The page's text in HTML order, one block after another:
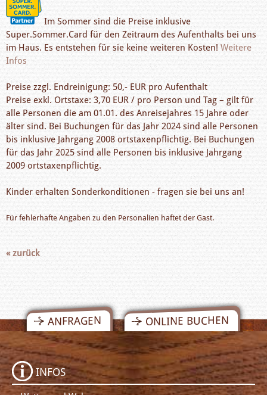
Im Sommer sind die Preise inklusive
Super.Sommer.Card für den Zeitraum des Aufenthalts bei uns
im Haus. Es entstehen für sie keine weiteren Kosten! Weitere
Infos
Preise zzgl. Endreinigung: 50,- EUR pro Aufenthalt
Preise exkl. Ortstaxe: 3,70 EUR / pro Person und Tag – gilt für
alle Personen die am 01.01. des Anreisejahres 15 Jahre oder
älter sind. Bei Buchungen für das Jahr 2024 sind alle Personen
bis inklusive Jahrgang 2008 ortstaxenpflichtig. Bei Buchungen
für das Jahr 2025 sind alle Personen bis inklusive Jahrgang
2009 ortstaxenpflichtig.
Kinder erhalten Sonderkonditionen - fragen sie bei uns an!
Für fehlerhafte Angaben zu den Personalien haftet der Gast.
« zurück
ANFRAGEN ONLINE BUCHEN
INFOS